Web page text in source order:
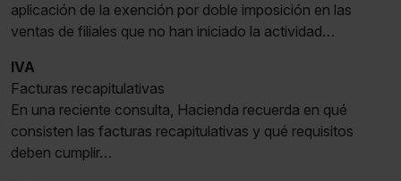
aplicación de la exención por doble imposición en las
ventas de filiales que no han iniciado la actividad…
IVA
Facturas recapitulativas
En una reciente consulta, Hacienda recuerda en qué
consisten las facturas recapitulativas y qué requisitos
deben cumplir…